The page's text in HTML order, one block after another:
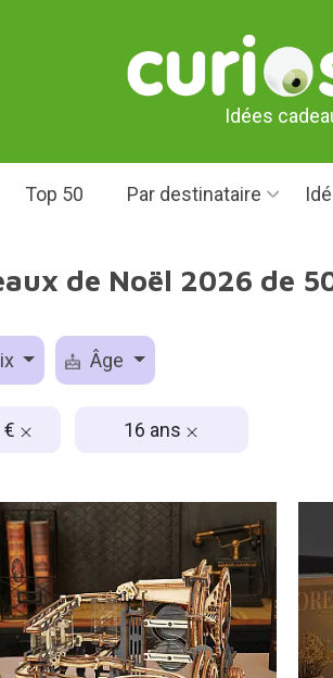
Idées
Top 50 Par destinataire
de Noël 2026 de
Âge
€ 16 ans